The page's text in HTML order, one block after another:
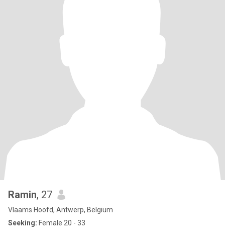
Ramin, 27
Vlaams Hoofd, Antwerp, Belgium
Seeking: Female 20 - 33